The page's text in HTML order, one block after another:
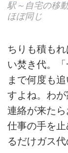
駅～自宅の移
ほぼ同じ
ちりも積も
い焚き代。
まで何度も
すよね。わ
連絡が来た
仕事の手を
るだけガス代